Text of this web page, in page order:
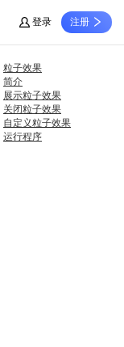
登录 注册
粒子效果
简介
展示粒子效果
关闭粒子效果
自定义粒子效果
运行程序